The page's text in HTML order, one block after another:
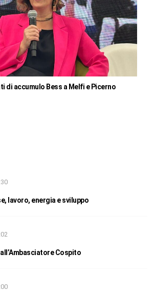
di accumulo Bess a Melfi e Picerno
lavoro, energia e sviluppo
Cospito